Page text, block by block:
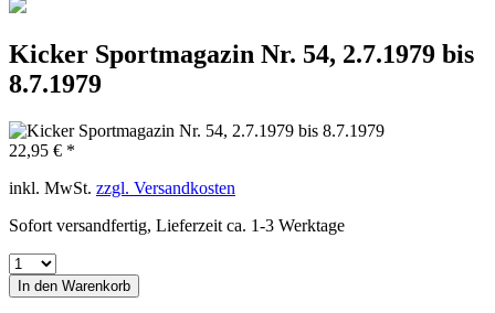
Kicker Sportmagazin Nr. 54, 2.7.1979 bis
8.7.1979
22,95 € *
inkl. MwSt. zzgl. Versandkosten
Sofort versandfertig, Lieferzeit ca. 1-3 Werktage
In den Warenkorb